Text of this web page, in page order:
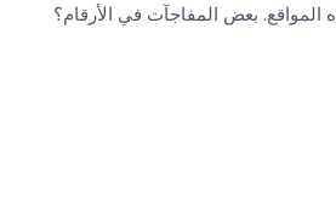
المواقع. بعض المفاجآت في الأرقام؟